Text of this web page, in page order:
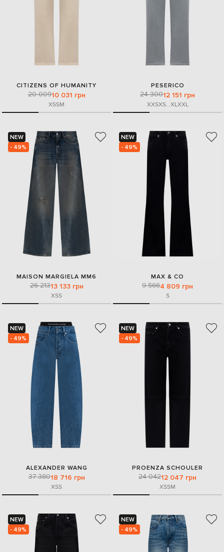
CITIZENS OF HUMANITY
20 00910 031 грн
XSSM
PESERICO
24 30012 151 грн
XXSXS...XLXXL
NEW
- 49%
MAISON MARGIELA MM6
26 21313 133 грн
XSS
NEW
- 49%
MAX & CO
9 5664 809 грн
S
NEW
- 49%
ALEXANDER WANG
37 38018 716 грн
XSS
NEW
- 49%
PROENZA SCHOULER
24 04212 047 грн
XSSM
NEW
- 49%
NEW
- 49%